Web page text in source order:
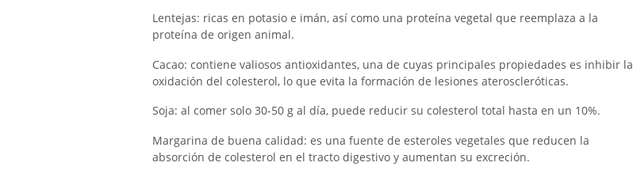
Lentejas: ricas en potasio e imán, así como una proteína vegetal que reemplaza a la
proteína de origen animal.
Cacao: contiene valiosos antioxidantes, una de cuyas principales propiedades es inhibir la
oxidación del colesterol, lo que evita la formación de lesiones ateroscleróticas.
Soja: al comer solo 30-50 g al día, puede reducir su colesterol total hasta en un 10%.
Margarina de buena calidad: es una fuente de esteroles vegetales que reducen la
absorción de colesterol en el tracto digestivo y aumentan su excreción.